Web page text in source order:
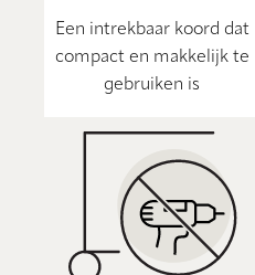
Een intrekbaar koord dat
compact en makkelijk te
gebruiken is